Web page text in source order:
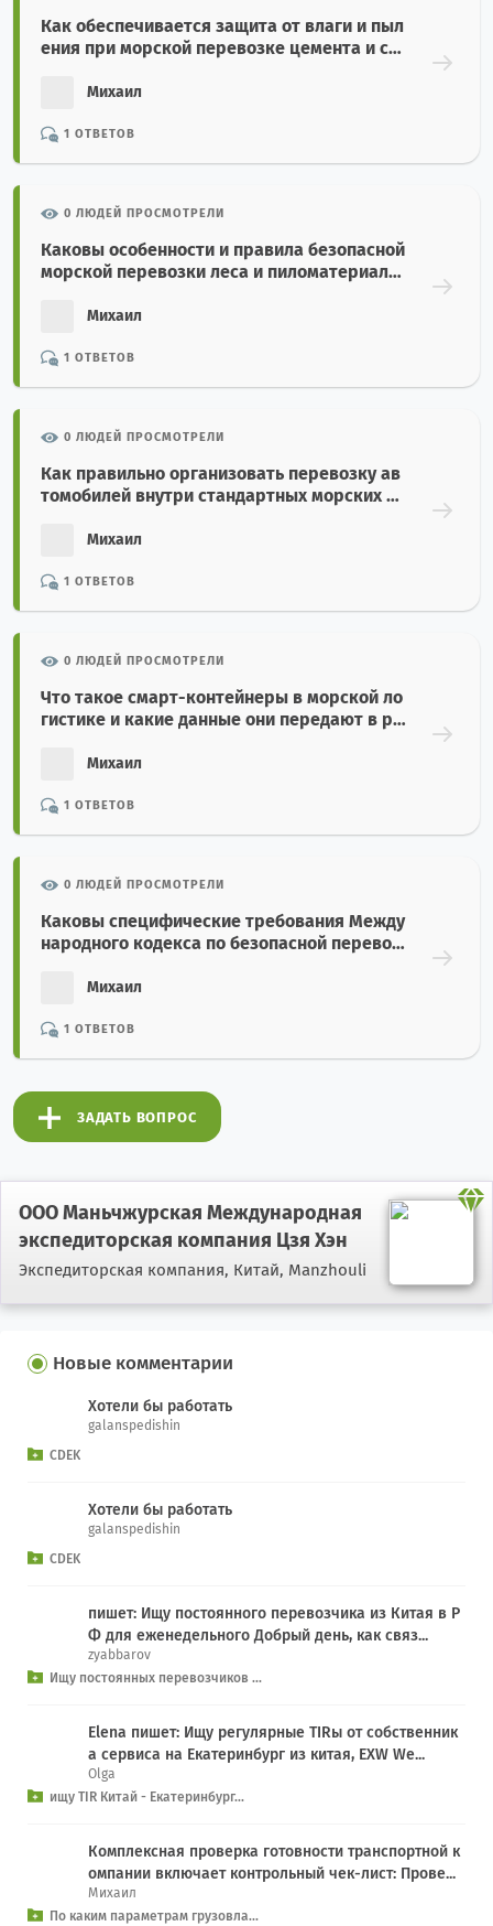
Как обеспечивается защита от влаги и пыл
ения при морской перевозке цемента и стр
Михаил
1 ОТВЕТОВ
0 ЛЮДЕЙ ПРОСМОТРЕЛИ
Каковы особенности и правила безопасной
морской перевозки леса и пиломатериало
Михаил
1 ОТВЕТОВ
0 ЛЮДЕЙ ПРОСМОТРЕЛИ
Как правильно организовать перевозку ав
томобилей внутри стандартных морских ко
Михаил
1 ОТВЕТОВ
0 ЛЮДЕЙ ПРОСМОТРЕЛИ
Что такое смарт-контейнеры в морской ло
гистике и какие данные они передают в ре
Михаил
1 ОТВЕТОВ
0 ЛЮДЕЙ ПРОСМОТРЕЛИ
Каковы специфические требования Между
народного кодекса по безопасной перевоз
Михаил
1 ОТВЕТОВ
ЗАДАТЬ ВОПРОС
ООО Маньчжурская Международная
экспедиторская компания Цзя Хэн
Экспедиторская компания, Китай, Manzhouli
Новые комментарии
Хотели бы работать
galanspedishin
CDEK
Хотели бы работать
galanspedishin
CDEK
пишет: Ищу постоянного перевозчика из Китая в Р
Ф для еженедельного Добрый день, как связ...
zyabbarov
Ищу постоянных перевозчиков ...
Elena пишет: Ищу регулярные TIRы от собственник
а сервиса на Екатеринбург из китая, EXW We...
Olga
ищу TIR Китай - Екатеринбург...
Комплексная проверка готовности транспортной к
омпании включает контрольный чек-лист: Прове...
Михаил
По каким параметрам грузовла...